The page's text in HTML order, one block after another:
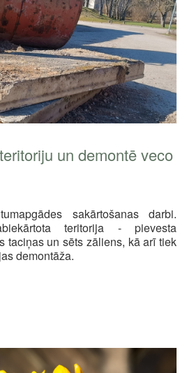
un demontē veco
sakārtošanas darbi.
teritorija - pievesta
taciņas un sēts zāliens, kā arī tiek
demontāža.